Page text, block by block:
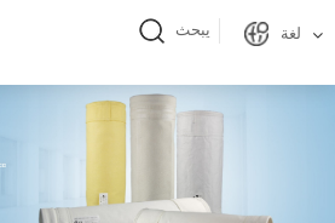
يبحث لغة